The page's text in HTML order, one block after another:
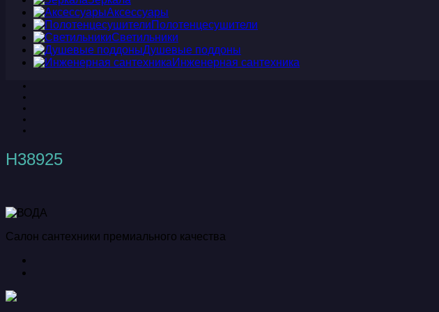
Аксессуары
Полотенцесушители
Светильники
Душевые поддоны
Инженерная сантехника
H38925
Салон сантехники премиального качества